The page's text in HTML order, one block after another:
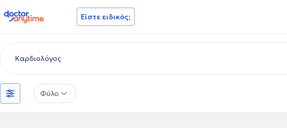
doctoranytime Είστε ειδικός;
Φύλο